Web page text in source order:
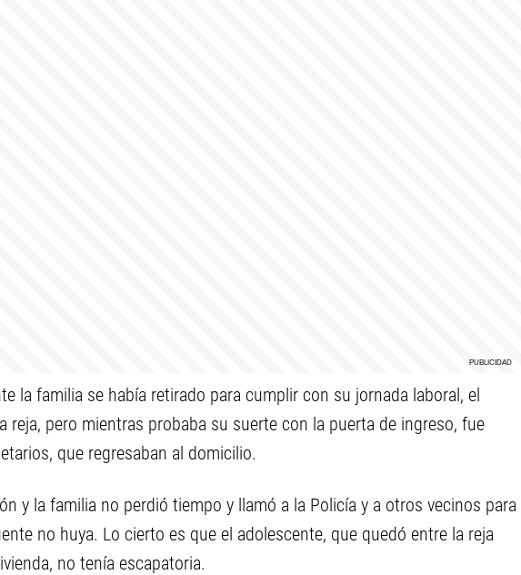
la familia se había retirado para cumplir con su jornada laboral, el
reja, pero mientras probaba su suerte con la puerta de ingreso, fue
que regresaban al domicilio.
y la familia no perdió tiempo y llamó a la Policía y a otros vecinos para
no huya. Lo cierto es que el adolescente, que quedó entre la reja
no tenía escapatoria.